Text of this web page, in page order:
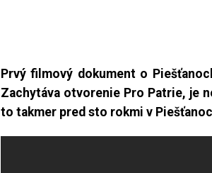
Prvý filmový dokument o
Zachytáva otvoreniePro Patrie, je
to takmer pred sto rokmi v